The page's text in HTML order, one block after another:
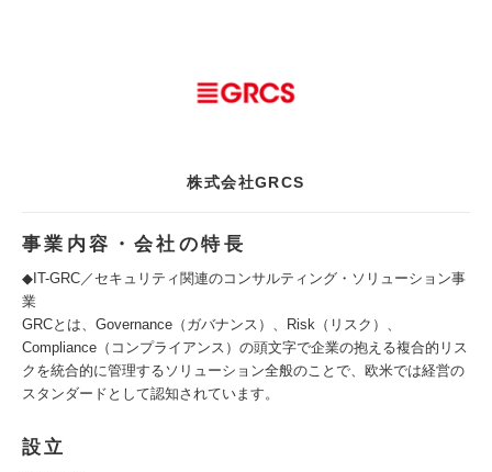
株式会社GRCS
事業内容・会社の特長
◆IT-GRC／セキュリティ関連のコンサルティング・ソリューション事
業
GRCとは、Governance（ガバナンス）、Risk（リスク）、
Compliance（コンプライアンス）の頭文字で企業の抱える複合的リス
クを統合的に管理するソリューション全般のことで、欧米では経営の
スタンダードとして認知されています。
設立